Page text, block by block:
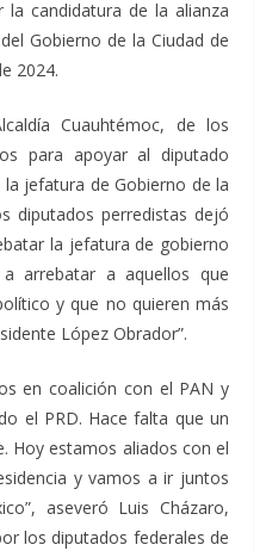
la candidatura de la alianza
Gobierno de la Ciudad de
2024.
Cuauhtémoc, de los
para apoyar al diputado
jefatura de Gobierno de la
diputados perredistas dejó
la jefatura de gobierno
arrebatar a aquellos que
y que no quieren más
López Obrador”.
en coalición con el PAN y
el PRD. Hace falta que un
Hoy estamos aliados con el
y vamos a ir juntos
aseveró Luis Cházaro,
los diputados federales de